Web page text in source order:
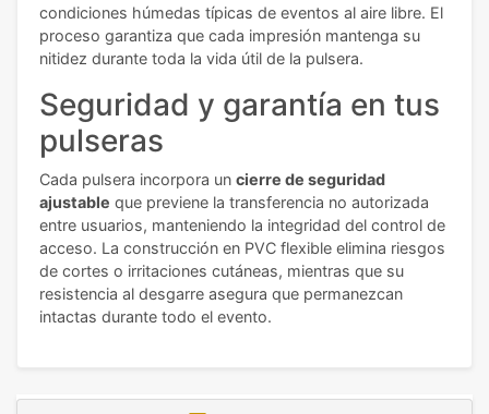
condiciones húmedas típicas de eventos al aire libre. El
proceso garantiza que cada impresión mantenga su
nitidez durante toda la vida útil de la pulsera.
Seguridad y garantía en tus
pulseras
Cada pulsera incorpora un cierre de seguridad
ajustable que previene la transferencia no autorizada
entre usuarios, manteniendo la integridad del control de
acceso. La construcción en PVC flexible elimina riesgos
de cortes o irritaciones cutáneas, mientras que su
resistencia al desgarre asegura que permanezcan
intactas durante todo el evento.